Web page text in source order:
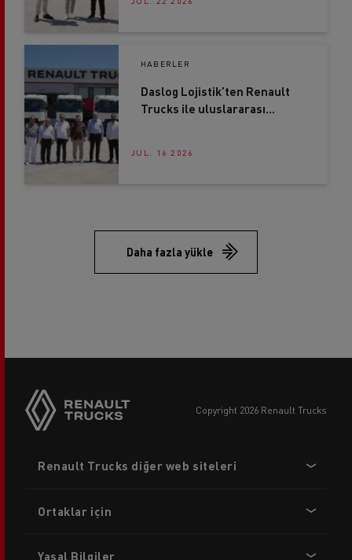
HABERLER
Daslog Lojistik’ten Renault
Trucks ile uluslararası
JUL. 16 2026
Daha fazla yükle
copyright 2026 Renault Trucks
menu
Renault Trucks diğer web siteleri
Ortaklar için
Yasal Bilgiler